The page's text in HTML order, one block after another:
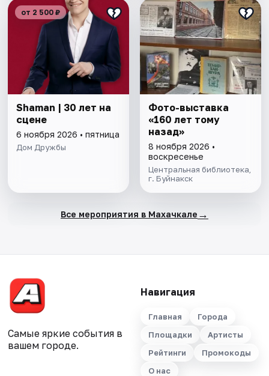
от 2 500 ₽
Shaman | 30 лет на
сцене
6 ноября 2026 • пятница
Дом Дружбы
Фото-выставка
«160 лет тому
назад»
8 ноября 2026 •
воскресенье
Центральная библиотека,
г. Буйнакск
Все мероприятия в Махачкале →
Самые яркие события в
вашем городе.
Навигация
Главная
Города
Площадки
Артисты
Рейтинги
Промокоды
О нас